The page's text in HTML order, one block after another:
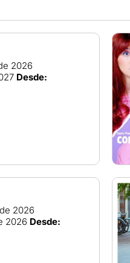
2026
Desde:
2026
2026 Desde: